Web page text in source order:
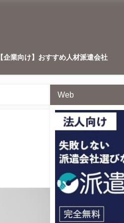
企業向け】おすすめ人材派遣会社
Web